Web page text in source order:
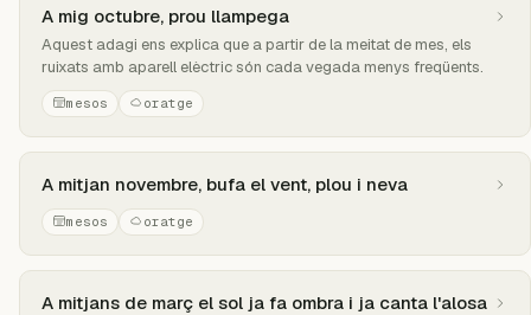
A mig octubre, prou llampega
Aquest adagi ens explica que a partir de la meitat de mes, els
ruixats amb aparell elèctric són cada vegada menys freqüents.
mesos oratge
A mitjan novembre, bufa el vent, plou i neva
mesos oratge
A mitjans de març el sol ja fa ombra i ja canta l'alosa